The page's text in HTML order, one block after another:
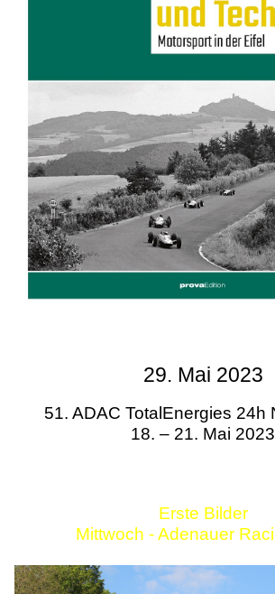
29. Mai 2023
51. ADAC TotalEnergies 24h
18. – 21. Mai 2023
Erste Bilder
Mittwoch - Adenauer